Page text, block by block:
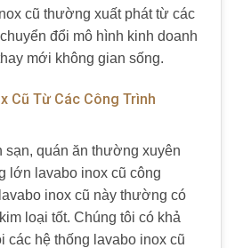
cũ thường xuất phát từ các
đổi mô hình kinh doanh
mới không gian sống.
Cũ Từ Các Công Trình
sạn, quán ăn thường xuyên
lớn lavabo inox cũ công
inox cũ này thường có
loại tốt. Chúng tôi có khả
các hệ thống lavabo inox cũ